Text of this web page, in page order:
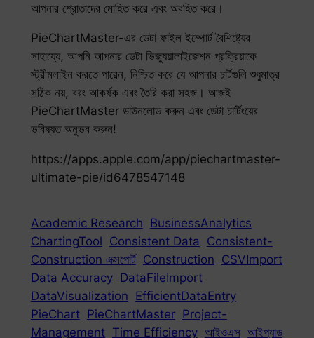
আপনার শ্রোতাদের মোহিত করে এবং অবহিত করে।
PieChartMaster-এর ডেটা ফাইল ইম্পোর্ট বৈশিষ্ট্যের
সাহায্যে, আপনি আপনার ডেটা ভিজ্যুয়ালাইজেশন প্রক্রিয়াকে
স্ট্রীমলাইন করতে পারেন, নিশ্চিত করে যে আপনার চার্টগুলি শুধুমাত্র
সঠিক নয়, বরং আকর্ষক এবং তৈরি করা সহজ। আজই
PieChartMaster ডাউনলোড করুন এবং ডেটা চার্টিংয়ের
ভবিষ্যত অনুভব করুন!
https://apps.apple.com/app/piechartmaster-
ultimate-pie/id6478547148
Academic Research BusinessAnalytics
ChartingTool Consistent Data
Consistent-
Construction এক্সপোর্ট Construction CSVImport
Data Accuracy DataFileImport
DataVisualization EfficientDataEntry
PieChart PieChartMaster Project-
Management Time Efficiency আইওএস আইপ্যাড